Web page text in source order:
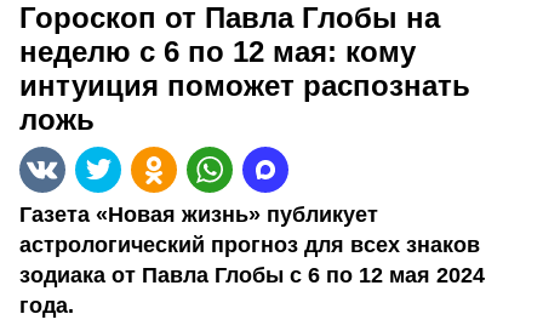
Гороскоп от Павла Глобы на
неделю с 6 по 12 мая: кому
интуиция поможет распознать
ложь
Газета «Новая жизнь» публикует
астрологический прогноз для всех знаков
зодиака от Павла Глобы с 6 по 12 мая 2024
года.